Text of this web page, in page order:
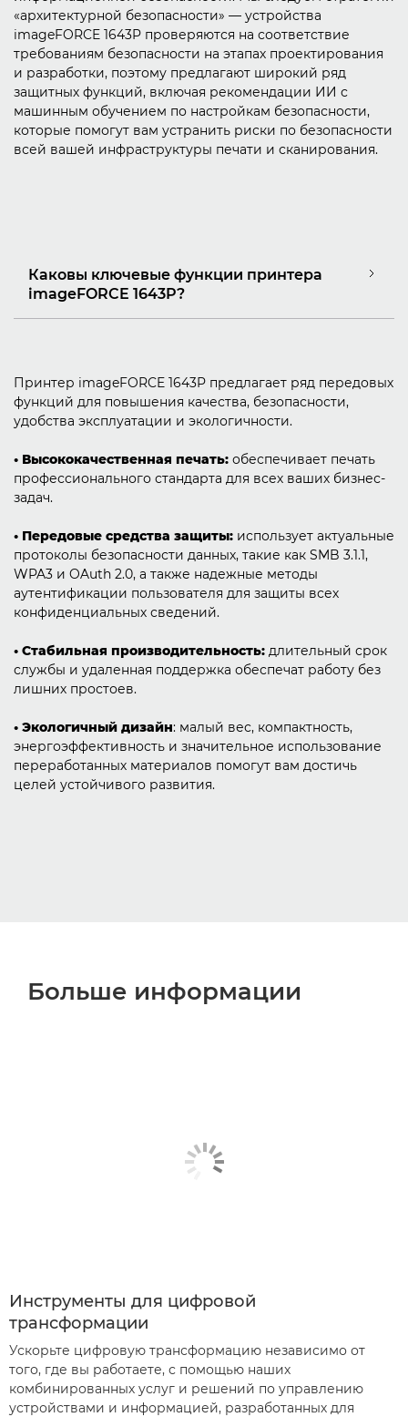
«архитектурной безопасности» — устройства
imageFORCE 1643P проверяются на соответствие
требованиям безопасности на этапах проектирования
и разработки, поэтому предлагают широкий ряд
защитных функций, включая рекомендации ИИ с
машинным обучением по настройкам безопасности,
которые помогут вам устранить риски по безопасности
всей вашей инфраструктуры печати и сканирования.
Каковы ключевые функции принтера
imageFORCE 1643P?
Принтер imageFORCE 1643P предлагает ряд передовых
функций для повышения качества, безопасности,
удобства эксплуатации и экологичности.
• Высококачественная печать: обеспечивает печать
профессионального стандарта для всех ваших бизнес-
задач.
• Передовые средства защиты: использует актуальные
протоколы безопасности данных, такие как SMB 3.1.1,
WPA3 и OAuth 2.0, а также надежные методы
аутентификации пользователя для защиты всех
конфиденциальных сведений.
• Стабильная производительность: длительный срок
службы и удаленная поддержка обеспечат работу без
лишних простоев.
• Экологичный дизайн: малый вес, компактность,
энергоэффективность и значительное использование
переработанных материалов помогут вам достичь
целей устойчивого развития.
Больше информации
Инструменты для цифровой
трансформации
Ускорьте цифровую трансформацию независимо от
того, где вы работаете, с помощью наших
комбинированных услуг и решений по управлению
устройствами и информацией, разработанных для